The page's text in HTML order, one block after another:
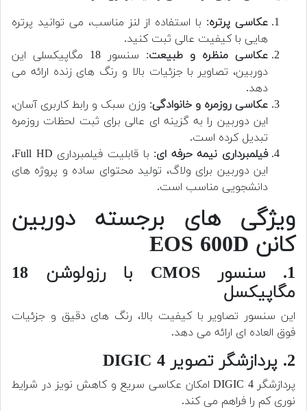
عکاسی پرتره: با استفاده از لنز مناسب، می توانید پرتره
هایی با کیفیت عالی ثبت کنید.
عکاسی منظره و طبیعت
: سنسور 18 مگاپیکسلی این
دوربین، تصاویر با جزئیات بالا و رنگ های زنده ارائه می
دهد.
عکاسی روزمره و خانوادگی: وزن سبک و رابط کاربری آسان،
این دوربین را به گزینه ای عالی برای ثبت لحظات روزمره
تبدیل کرده است.
فیلمبرداری نیمه حرفه ای
: با قابلیت فیلمبرداری Full HD،
این دوربین برای ولاگ، تولید محتوای ساده و پروژه های
دانشجویی مناسب است.
ویژگی های برجسته دوربین
کانن EOS 600D
1. سنسور CMOS با رزولوشن 18
مگاپیکسل
این سنسور تصاویر با کیفیت بالا، رنگ های دقیق و جزئیات
فوق العاده ای ارائه می دهد.
2. پردازشگر تصویر DIGIC 4
پردازشگر DIGIC 4 امکان عکاسی سریع و کاهش نویز در شرایط
نوری کم را فراهم می کند.